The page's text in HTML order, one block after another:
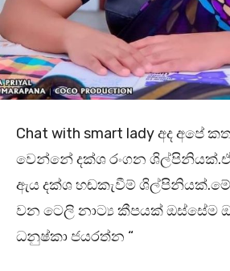
Chat with smart lady අද අපේ
වෙන්නේ දක්ශ රංගන
ඇය දක්ශ හඬකැවීම්
වන ටෙලි නාට්‍ය කීපයක් ඔස්සේම
ධනුෂ්කා ජයරත්න “